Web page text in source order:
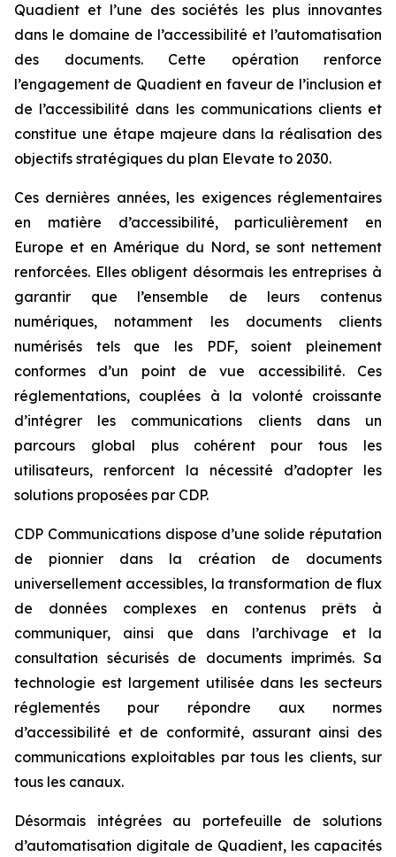
Quadient et l’une des sociétés les plus innovantes
dans le domaine de l’accessibilité et l’automatisation
des documents. Cette opération renforce
l’engagement de Quadient en faveur de l’inclusion et
de l’accessibilité dans les communications clients et
constitue une étape majeure dans la réalisation des
objectifs stratégiques du plan Elevate to 2030.
Ces dernières années, les exigences réglementaires
en matière d’accessibilité, particulièrement en
Europe et en Amérique du Nord, se sont nettement
renforcées. Elles obligent désormais les entreprises à
garantir que l’ensemble de leurs contenus
numériques, notamment les documents clients
numérisés tels que les PDF, soient pleinement
conformes d’un point de vue accessibilité. Ces
réglementations, couplées à la volonté croissante
d’intégrer les communications clients dans un
parcours global plus cohérent pour tous les
utilisateurs, renforcent la nécessité d’adopter les
solutions proposées par CDP.
CDP Communications dispose d’une solide réputation
de pionnier dans la création de documents
universellement accessibles, la transformation de flux
de données complexes en contenus prêts à
communiquer, ainsi que dans l’archivage et la
consultation sécurisés de documents imprimés. Sa
technologie est largement utilisée dans les secteurs
réglementés pour répondre aux normes
d’accessibilité et de conformité, assurant ainsi des
communications exploitables par tous les clients, sur
tous les canaux.
Désormais intégrées au portefeuille de solutions
d’automatisation digitale de Quadient, les capacités